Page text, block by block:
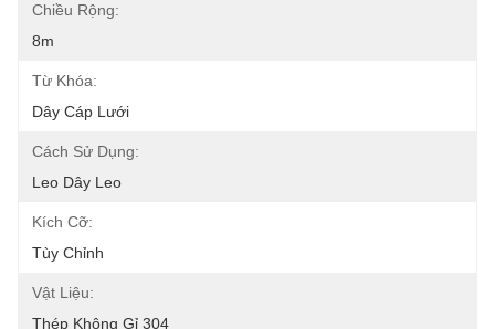
Chiều Rộng:
8m
Từ Khóa:
Dây Cáp Lưới
Cách Sử Dụng:
Leo Dây Leo
Kích Cỡ:
Tùy Chỉnh
Vật Liệu:
Thép Không Gỉ 304